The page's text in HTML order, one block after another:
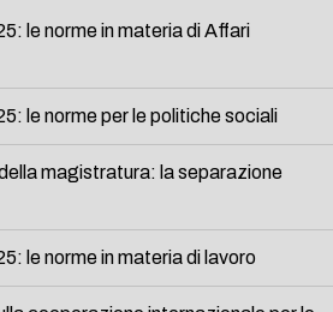
le norme in materia di Affari
le norme per le politiche sociali
magistratura: la separazione
le norme in materia di lavoro